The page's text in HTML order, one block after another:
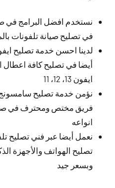
نستخدم افضل البرامج في
في تصليح صيانة تلفونات
لدينا احسن خدمة تصليح
أيضا في تصليح كافة اعطال
ايفون 13، 12، 11
نؤمن خدمة تصليح سامسونج
فريق مختص ومحترف في
انواعه
نعمل أيضا عبر فني تصليح
تصليح الهواتف والأجهزة
وبسعر جيد